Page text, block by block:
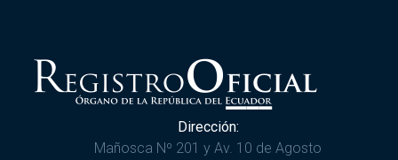
Dirección:
Mañosca Nº 201 y Av. 10 de Agosto